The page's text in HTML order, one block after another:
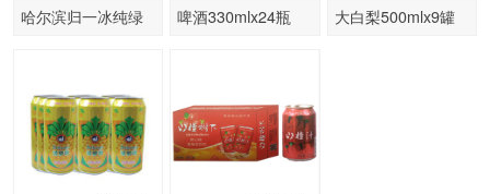
哈尔滨归一冰纯绿
啤酒330mlx24瓶
大白梨500mlx9罐